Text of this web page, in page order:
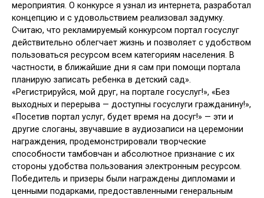
мероприятия. О конкурсе я узнал из интернета, разработал
концепцию и с удовольствием реализовал задумку.
Считаю, что рекламируемый конкурсом портал госуслуг
действительно облегчает жизнь и позволяет с удобством
пользоваться ресурсом всем категориям населения. В
частности, в ближайшие дни я сам при помощи портала
планирую записать ребенка в детский сад».
«Регистрируйся, мой друг, на портале госуслуг!», «Без
выходных и перерыва — доступны госуслуги гражданину!»,
«Посетив портал услуг, будет время на досуг!» — эти и
другие слоганы, звучавшие в аудиозаписи на церемонии
награждения, продемонстрировали творческие
способности тамбовчан и абсолютное признание с их
стороны удобства пользования электронным ресурсом.
Победитель и призеры были награждены дипломами и
ценными подарками, предоставленными генеральным